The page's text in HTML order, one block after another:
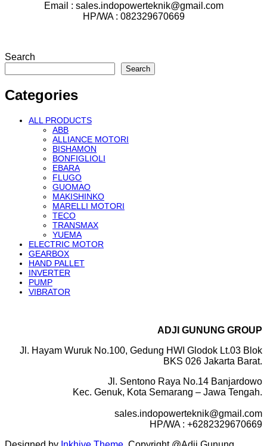
Email : sales.indopowerteknik@gmail.com
HP/WA : 082329670669
Search
Search
Categories
ALL PRODUCTS
ABB
ALLIANCE MOTORI
BISHAMON
BONFIGLIOLI
EBARA
FLUGO
GUOMAO
MAKISHINKO
MARELLI MOTORI
TECO
TRANSMAX
YUEMA
ELECTRIC MOTOR
GEARBOX
HAND PALLET
INVERTER
PUMP
VIBRATOR
ADJI GUNUNG GROUP
Jl. Hayam Wuruk No.100, Gedung HWI Glodok Lt.03 Blok
BKS 026 Jakarta Barat.
Jl. Sentono Raya No.14 Banjardowo
Kec. Genuk, Kota Semarang – Jawa Tengah.
sales.indopowerteknik@gmail.com
HP/WA : +6282329670669